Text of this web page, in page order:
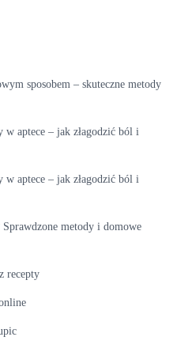
sposobem – skuteczne metody
w aptece – jak złagodzić ból i
w aptece – jak złagodzić ból i
metody i domowe
recepty